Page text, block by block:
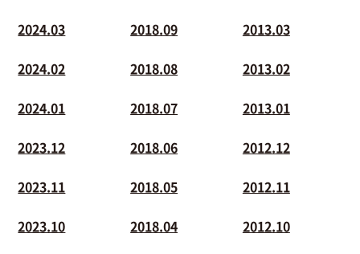
2024.03
2024.02
2024.01
2023.12
2023.11
2023.10
2018.09
2018.08
2018.07
2018.06
2018.05
2018.04
2013.03
2013.02
2013.01
2012.12
2012.11
2012.10